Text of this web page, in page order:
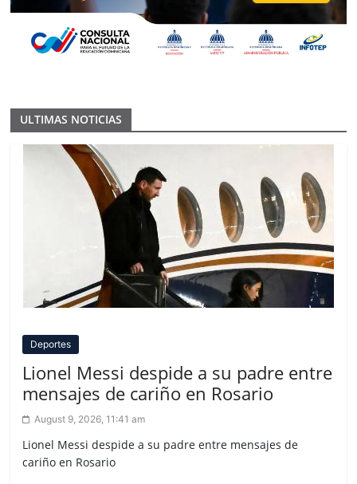
ULTIMAS NOTICIAS
Deportes
Lionel Messi despide a su padre entre
mensajes de cariño en Rosario
August 9, 2026, 11:41 am
Lionel Messi despide a su padre entre mensajes de
cariño en Rosario